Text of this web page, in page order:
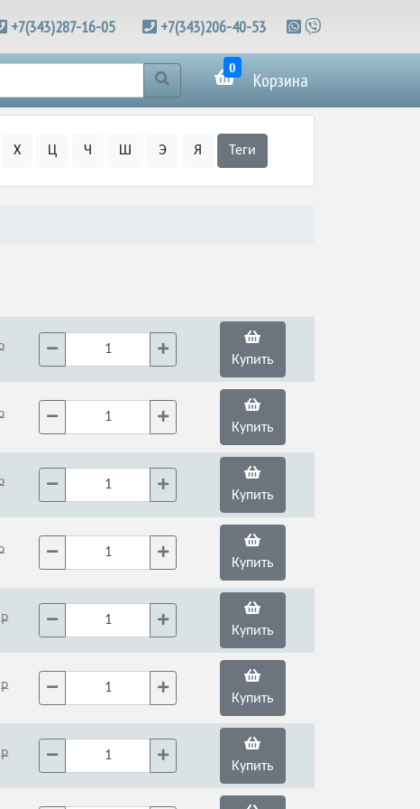
+7(343)287-16-05 +7(343)206-40-53
0
Корзина
Х Ц Ч Ш Э Я Теги
Купить
Купить
Купить
Купить
Купить
Купить
Купить